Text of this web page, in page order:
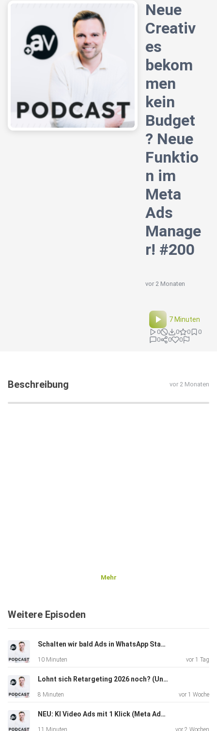
Neue
Creativ
es
bekom
men
kein
Budget
? Neue
Funktio
n im
Meta
Ads
Manage
r! #200
vor 2 Monaten
7 Minuten
0 0 0
0
0
0 0
Beschreibung vor 2 Monaten
Mehr
Weitere Episoden
Schalten wir bald Ads in WhatsApp Status? #210
10 Minuten vor 1 Tag
Lohnt sich Retargeting 2026 noch? (Unsere Meta Ads Strategie) #209
8 Minuten vor 1 Woche
NEU: KI Video Ads mit 1 Klick (Meta Advantage+ Creative) #208
11 Minuten vor 2 Wochen